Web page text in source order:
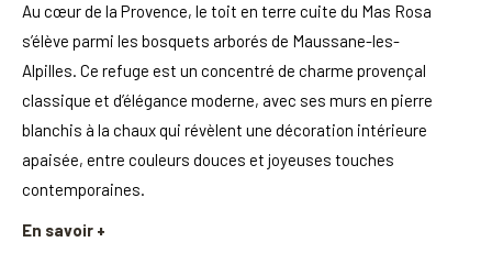
Au cœur de la Provence, le toit en terre cuite du Mas Rosa
s’élève parmi les bosquets arborés de Maussane-les-
Alpilles. Ce refuge est un concentré de charme provençal
classique et d’élégance moderne, avec ses murs en pierre
blanchis à la chaux qui révèlent une décoration intérieure
apaisée, entre couleurs douces et joyeuses touches
contemporaines.
En savoir +